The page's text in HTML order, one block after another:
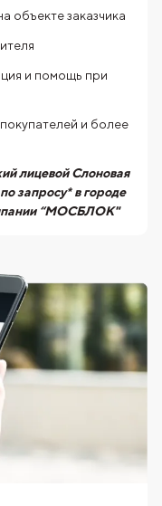
объекте заказчика
и помощь при
и более
лицевой Слоновая
запросу* в городе
“МОСБЛОК"